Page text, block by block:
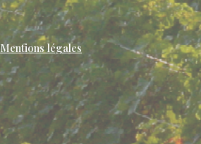
Mentions légales